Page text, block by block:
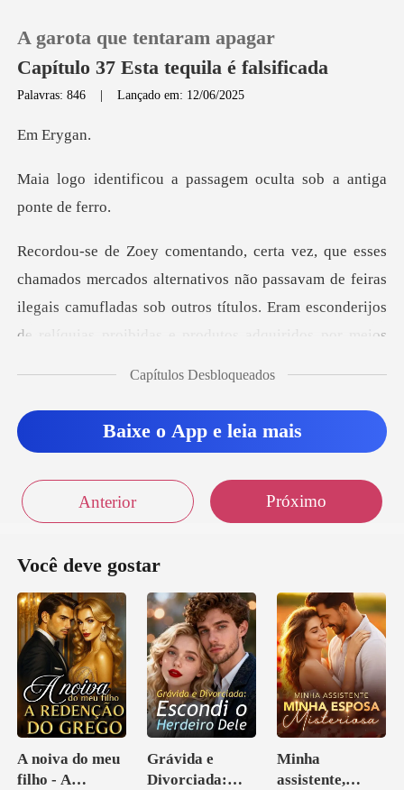
Loja
A garota que tentaram apagar
Capítulo 37 Esta tequila é falsificada
Palavras: 846 |Lançado em: 12/06/2025
Ery
passagem oculta sob a
nativos não passavam de feiras
ilegais camufladas sob outros títulos. Eram e
m, isso ja
Capítulos Desbloqueados
Baixe o App e leia mais
Anterior Próximo
Você deve gostar
A noiva do meu
filho - A
Grávida e
Divorciada:
Minha
assistente,